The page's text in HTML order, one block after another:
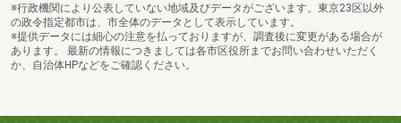
※行政機関により公表していない地域及びデータがございます。東京23区以外
の政令指定都市は、市全体のデータとして表示しています。
※提供データには細心の注意を払っておりますが、調査後に変更がある場合が
あります。 最新の情報につきましては各市区役所までお問い合わせいただく
か、自治体HPなどをご確認ください。